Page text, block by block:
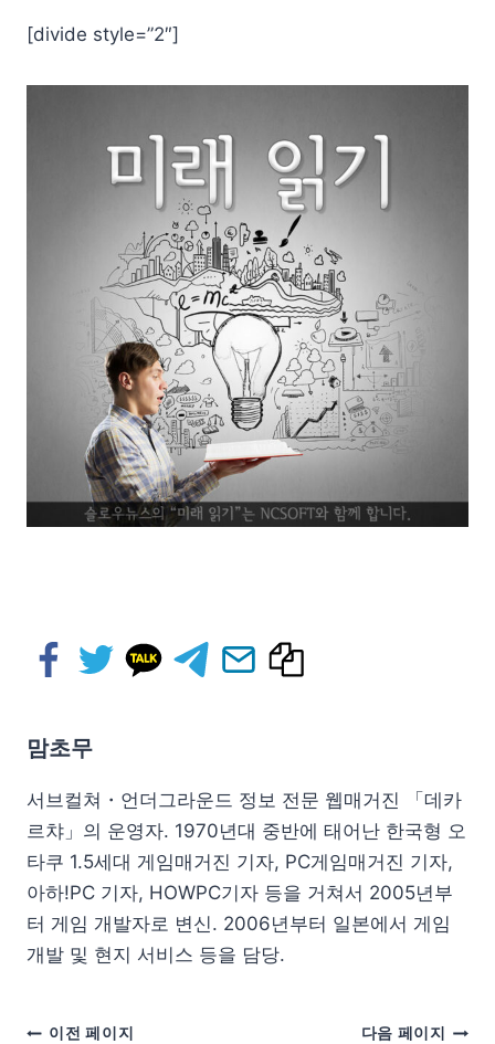
[divide style=”2″]
맘초무
서브컬쳐・언더그라운드 정보 전문 웹매거진 「데카
르챠」의 운영자. 1970년대 중반에 태어난 한국형 오
타쿠 1.5세대 게임매거진 기자, PC게임매거진 기자,
아하!PC 기자, HOWPC기자 등을 거쳐서 2005년부
터 게임 개발자로 변신. 2006년부터 일본에서 게임
개발 및 현지 서비스 등을 담당.
이전 페이지 다음 페이지